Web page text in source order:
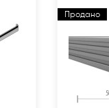
Продано